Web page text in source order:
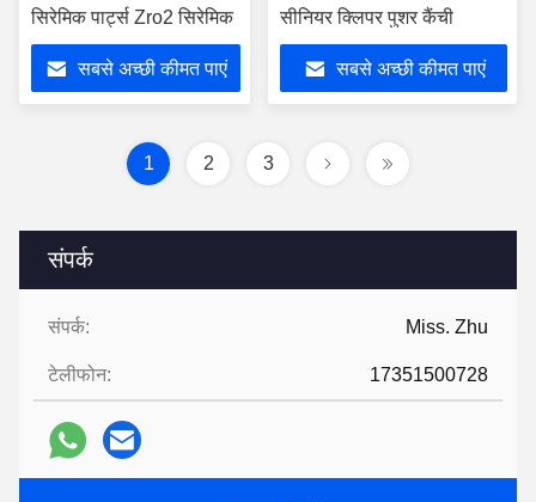
संपर्क
संपर्क: Miss. Zhu
टेलीफोन: 17351500728
सिरेमिक पार्ट्स Zro2 सिरेमिक
सबसे अच्छी कीमत पाएं
सीनियर क्लिपर पुशर कैंची
सबसे अच्छी कीमत पाएं
1 2 3